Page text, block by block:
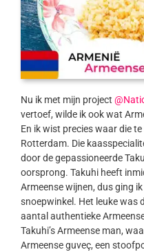
Nu ik met mijn project
vertoef, wilde ik ook wat
En ik wist precies waar die
Rotterdam. Die
door de gepassioneerde
oorsprong. Takuhi heeft
Armeense wijnen, dus ging
snoepwinkel. Het leuke was
aantal authentieke
Takuhi’s Armeense man,
Armeense guveç, een